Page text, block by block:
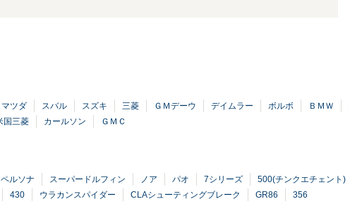
マツダ スバル スズキ 三菱 ＧＭデーウ デイムラー ボルボ ＢＭＷ
国三菱 カールソン ＧＭＣ
ペルソナ スーパードルフィン ノア パオ 7シリーズ 500(チンクエチェント)
430 ウラカンスパイダー CLAシューティングブレーク GR86 356